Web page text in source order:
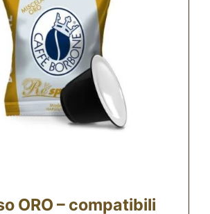
ORO – compatibili